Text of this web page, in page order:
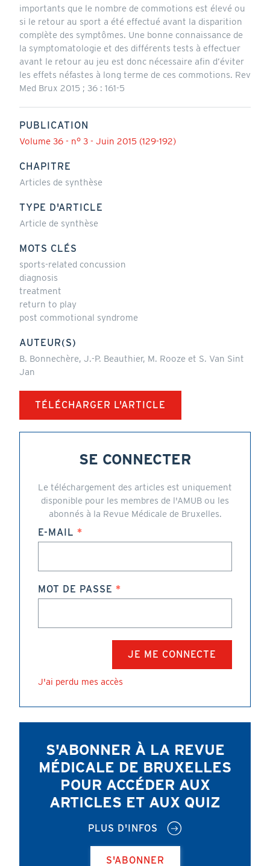
importants que le nombre de commotions est élevé ou
si le retour au sport a été effectué avant la disparition
complète des symptômes. Une bonne connaissance de
la symptomatologie et des différents tests à effectuer
avant le retour au jeu est donc nécessaire afin d’éviter
les effets néfastes à long terme de ces commotions. Rev
Med Brux 2015 ; 36 : 161-5
PUBLICATION
Volume 36 - n° 3 - Juin 2015 (129-192)
CHAPITRE
Articles de synthèse
TYPE D'ARTICLE
Article de synthèse
MOTS CLÉS
sports-related concussion
diagnosis
treatment
return to play
post commotional syndrome
AUTEUR(S)
B. Bonnechère, J.-P. Beauthier, M. Rooze et S. Van Sint
Jan
TÉLÉCHARGER L'ARTICLE
SE CONNECTER
Le téléchargement des articles est uniquement
disponible pour les membres de l'AMUB ou les
abonnés à la Revue Médicale de Bruxelles.
E-MAIL
MOT DE PASSE
J'ai perdu mes accès
S'ABONNER À LA REVUE
MÉDICALE DE BRUXELLES
POUR ACCÉDER AUX
ARTICLES ET AUX QUIZ
PLUS D'INFOS
S'ABONNER